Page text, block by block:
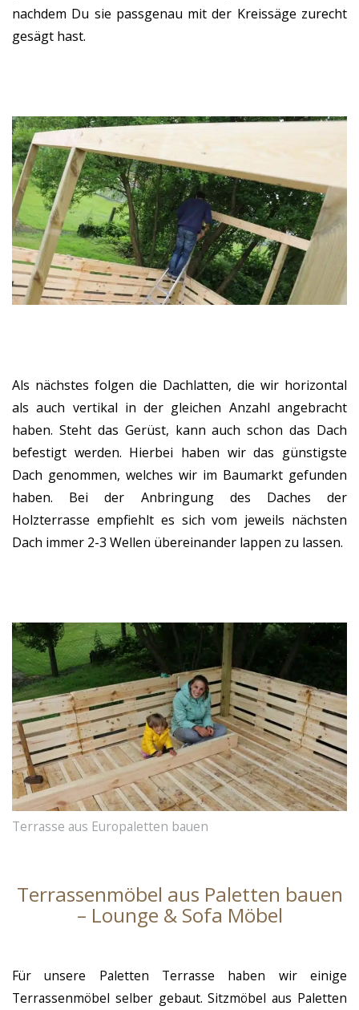
nachdem Du sie passgenau mit der Kreissäge zurecht
gesägt hast.
Als nächstes folgen die Dachlatten, die wir horizontal
als auch vertikal in der gleichen Anzahl angebracht
haben. Steht das Gerüst, kann auch schon das Dach
befestigt werden. Hierbei haben wir das günstigste
Dach genommen, welches wir im Baumarkt gefunden
haben. Bei der Anbringung des Daches der
Holzterrasse empfiehlt es sich vom jeweils nächsten
Dach immer 2-3 Wellen übereinander lappen zu lassen.
Terrasse aus Europaletten bauen
Terrassenmöbel aus Paletten bauen
– Lounge & Sofa Möbel
Für unsere Paletten Terrasse haben wir einige
Terrassenmöbel selber gebaut. Sitzmöbel aus Paletten